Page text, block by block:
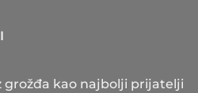
grožđa kao najbolji prijatelji